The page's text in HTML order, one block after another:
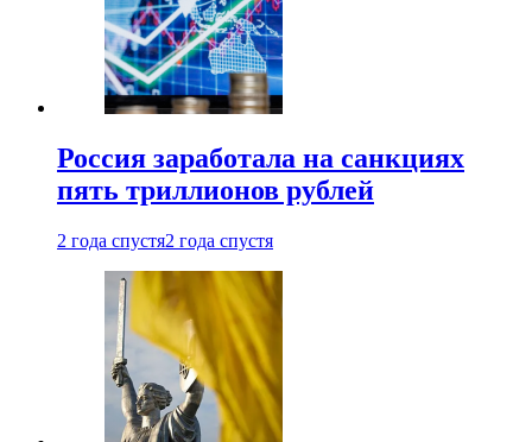
Россия заработала на санкциях
пять триллионов рублей
2 года спустя2 года спустя